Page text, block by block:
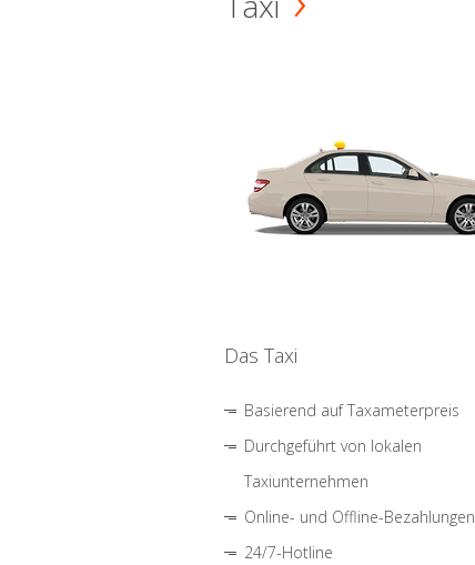
Das Taxi
Basierend auf Taxameterpreis
Durchgeführt von lokalen
Taxiunternehmen
Online- und Offline-Bezahlungen
24/7-Hotline